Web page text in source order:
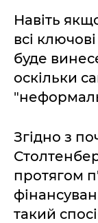
Навіть
всі
буде
оскільки
Згідно з
протягом
такий